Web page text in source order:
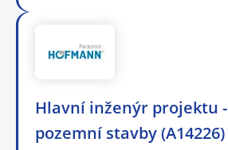
Hlavní inženýr projektu -
pozemní stavby (A14226)